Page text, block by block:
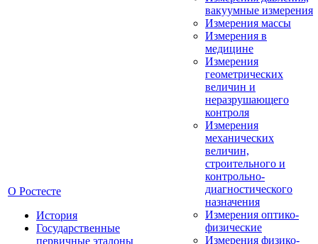
О Ростесте
История
Государственные
первичные эталоны
вакуумные измерения
Измерения массы
Измерения в
медицине
Измерения
геометрических
величин и
неразрушающего
контроля
Измерения
механических
величин,
строительного и
контрольно-
диагностического
назначения
Измерения оптико-
физические
Измерения физико-